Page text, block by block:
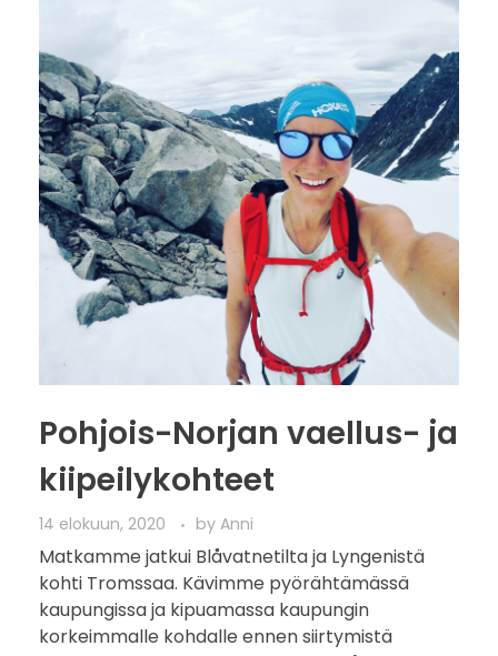
Pohjois-Norjan vaellus- ja
kiipeilykohteet
14 elokuun, 2020 by Anni
Matkamme jatkui Blåvatnetilta ja Lyngenistä
kohti Tromssaa. Kävimme pyörähtämässä
kaupungissa ja kipuamassa kaupungin
korkeimmalle kohdalle ennen siirtymistä